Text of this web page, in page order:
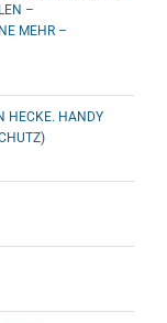
–
MEHR –
HECKE. HANDY